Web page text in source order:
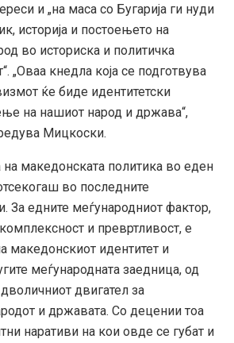
и „на маса со Бугарија ги нуди
историја и постоењето на
во историска и политичка
„Оваа кнедла која се подготвува
ќе биде идентитетски
на нашиот народ и држава“,
Мицкоски.
на македонската политика во еден
во последните
За едните меѓународниот фактор,
и превртливост, е
македонскиот идентитет и
меѓународната заедница, од
двигател за
и државата. Со децении тоа
наративи на кои овде се губат и